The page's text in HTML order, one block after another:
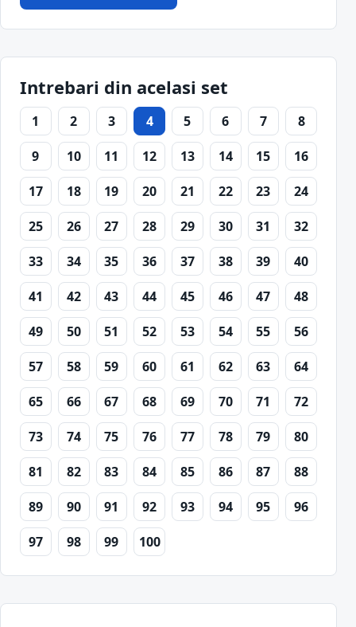
Intrebari din acelasi set
1 2 3 4 5 6 7
8
9
10 11 12 13 14 15
16
17
18 19 20 21 22 23
24
25
26 27 28 29 30 31
32
33
34 35 36 37 38 39
40
41
42 43 44 45 46 47
48
49
50 51 52 53 54 55
56
57
58 59 60 61 62 63
64
65
66 67 68 69 70 71
72
73
74 75 76 77 78 79
80
81
82 83 84 85 86 87
88
89
90 91 92 93 94 95
96
97
98 99 100